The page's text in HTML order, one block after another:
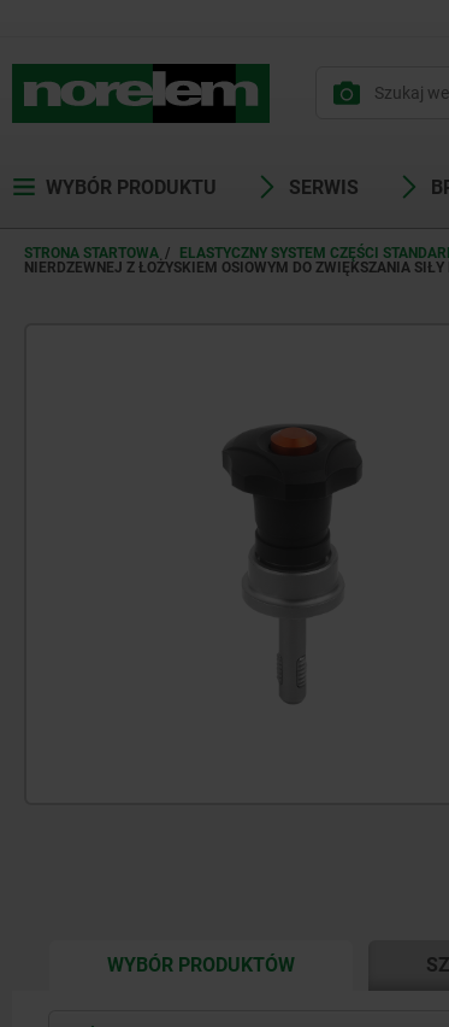
WYBÓR PRODUKTU SERWIS
STRONA STARTOWA ELASTYCZNY SYSTEM CZĘŚCI
NIERDZEWNEJ Z ŁOŻYSKIEM OSIOWYM DO ZWIĘKSZANIA
WYBÓR PRODUKTÓWCURRENT